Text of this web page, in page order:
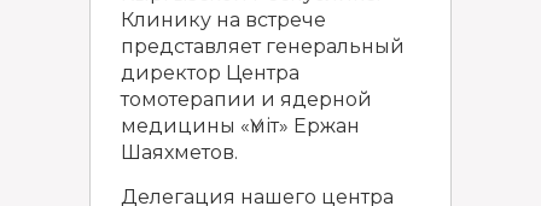
Клинику на встрече
представляет генеральный
директор Центра
томотерапии и ядерной
медицины «Үміт» Ержан
Шаяхметов.
Делегация нашего центра